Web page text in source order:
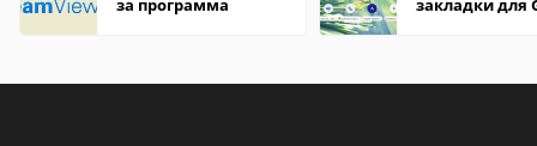
за программа
закладки для